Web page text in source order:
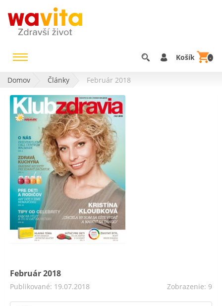
Košík -
Domov Články Február 2018
Február 2018
Publikované: 19.07.2018 Zobrazenie: 9